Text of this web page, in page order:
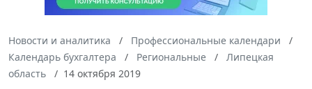
Новости и аналитика
Профессиональные календари
Календарь бухгалтера
Региональные
Липецкая
область
14 октября 2019